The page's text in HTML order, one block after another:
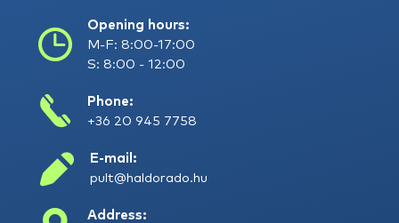
Opening hours:
M-F: 8:00-17:00
S: 8:00 - 12:00
Phone:
+36 20 945 7758
E-mail:
pult@haldorado.hu
Address: